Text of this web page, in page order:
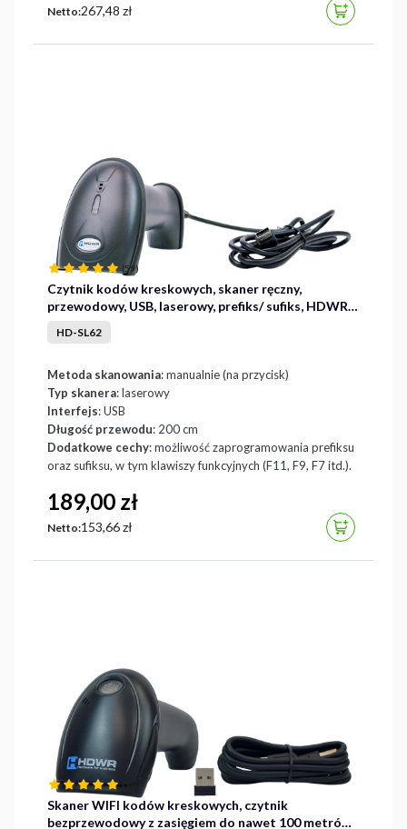
Netto:Cena
267,48 zł DO
(59)
Czytnik kodów kreskowych, skaner ręczny,
przewodowy, USB, laserowy, prefiks/ sufiks, HDWR
HD-SL62
HD-SL62
Metoda skanowania: manualnie (na przycisk)
Typ skanera: laserowy
Interfejs: USB
Długość przewodu: 200 cm
Dodatkowe cechy: możliwość zaprogramowania prefiksu
oraz sufiksu, w tym klawiszy funkcyjnych (F11, F9, F7 itd.).
Cena
189,00 zł
Netto:Cena
153,66 zł DO
(5)
Skaner WIFI kodów kreskowych, czytnik
bezprzewodowy z zasięgiem do nawet 100 metrów,